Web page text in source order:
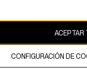
ACEPTAR
CONFIGURACIÓN DE